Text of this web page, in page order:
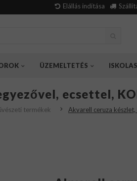
Elállás indítása
ÜZEMELTETÉS
ecsettel,
termékek Akvarell ceruza